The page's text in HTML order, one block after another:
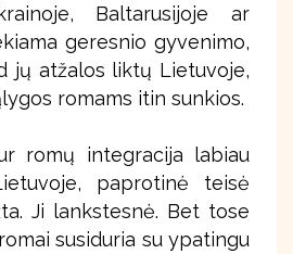
Baltarusijoje ar
geresnio gyvenimo,
jų atžalos liktų Lietuvoje,
romams itin sunkios.
romų integracija labiau
paprotinė teisė
Ji lankstesnė. Bet tose
susiduria su ypatingu